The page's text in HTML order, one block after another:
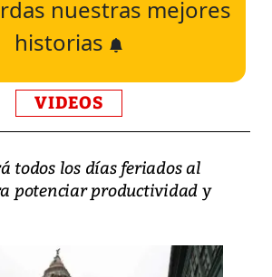
nuestras mejores
historias
VIDEOS
todos los días feriados al
potenciar productividad y